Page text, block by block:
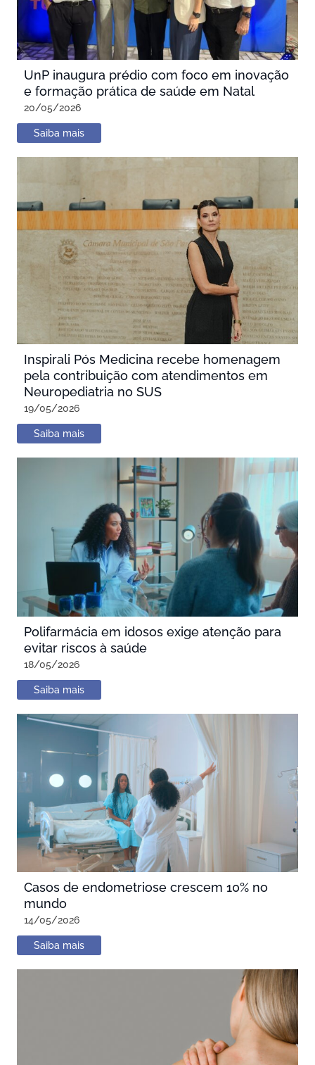
UnP inaugura prédio com foco em inovação
e formação prática de saúde em Natal
20/05/2026
Saiba mais
Inspirali Pós Medicina recebe homenagem
pela contribuição com atendimentos em
Neuropediatria no SUS
19/05/2026
Saiba mais
Polifarmácia em idosos exige atenção para
evitar riscos à saúde
18/05/2026
Saiba mais
Casos de endometriose crescem 10% no
mundo
14/05/2026
Saiba mais